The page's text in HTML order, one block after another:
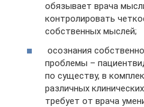
обязывает врача
контролировать
собственных мыслей;
осознания
проблемы –
по существу, в
различных
требует от врача